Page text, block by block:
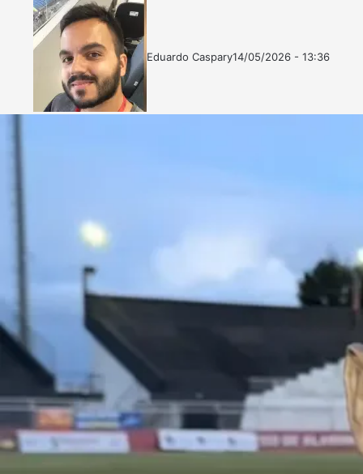
Eduardo CasparyFollow
Mande
14/05/2026 - 13:36